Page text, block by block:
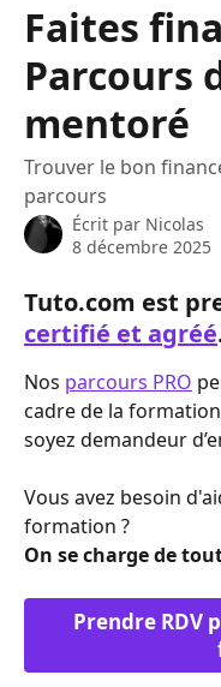
Faites
Parcours
mentoré
Trouver le bon
parcours
Écrit par Nicolas
8 décembre 2025
Tuto.com est
certifié et agréé
Nos parcours PRO
cadre de la
soyez demandeur
Vous avez besoin
formation ?
On se charge de
Prendre RDV